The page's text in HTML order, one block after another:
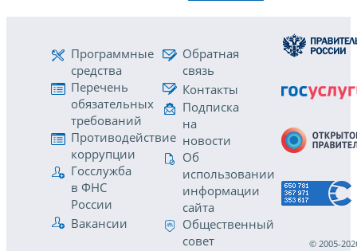
Программные
средства
Перечень
обязательных
требований
Противодействие
коррупции
Госслужба
в ФНС
России
Вакансии
Обратная
связь
Контакты
Подписка
на
новости
Об
использовании
информации
сайта
Общественный
совет
© 2005-